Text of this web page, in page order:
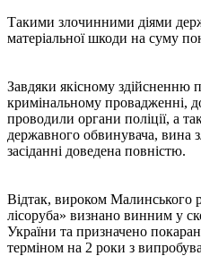
Такими злочинними діями
матеріальної шкоди на суму
Завдяки якісному здійсненню
кримінальному провадженні,
проводили органи поліції, а
державного обвинувача, вина
засіданні доведена повністю.
Відтак, вироком Малинського
лісоруба» визнано винним у
України та призначено
терміном на 2 роки з